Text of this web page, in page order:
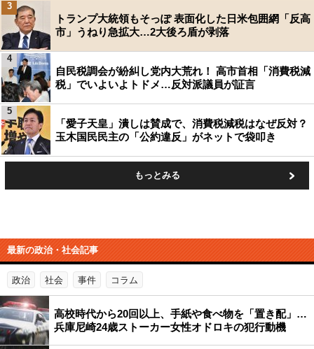
トランプ大統領もそっぽ 表面化した日米包囲網「反高
市」うねり急拡大…2大後ろ盾が剥落
3
自民税調会が紛糾し党内大荒れ！ 高市首相「消費税減
税」でいよいよトドメ…反対派議員が証言
4
「愛子天皇」潰しは賛成で、消費税減税はなぜ反対？
玉木国民民主の「公約違反」がネットで袋叩き
5
もっとみる
最新の政治・社会記事
政治 社会 事件 コラム
高校時代から20回以上、手紙や食べ物を「置き配」…
兵庫尼崎24歳ストーカー女性オドロキの犯行動機